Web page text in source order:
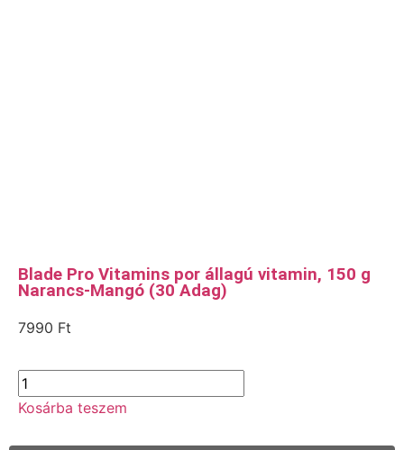
Blade Pro Vitamins por állagú vitamin, 150 g
Narancs-Mangó (30 Adag)
7990 Ft
Kosárba teszem